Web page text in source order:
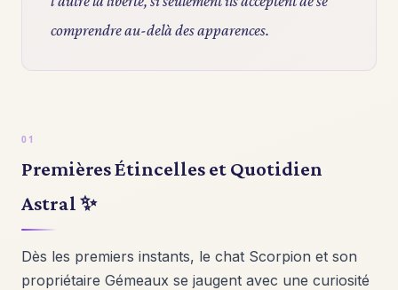
comprendre au-delà des apparences.
Premières Étincelles et Quotidien
Astral ✨
Dès les premiers instants, le chat Scorpion et son
propriétaire Gémeaux se jaugent avec une curiosité